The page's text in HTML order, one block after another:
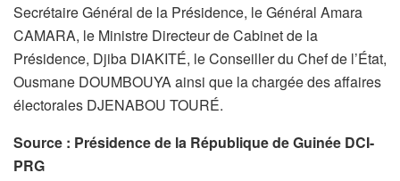
Secrétaire Général de la Présidence, le Général Amara
CAMARA, le Ministre Directeur de Cabinet de la
Présidence, Djiba DIAKITÉ, le Conseiller du Chef de l’État,
Ousmane DOUMBOUYA ainsi que la chargée des affaires
électorales DJENABOU TOURÉ.
Source : Présidence de la République de Guinée DCI-
PRG